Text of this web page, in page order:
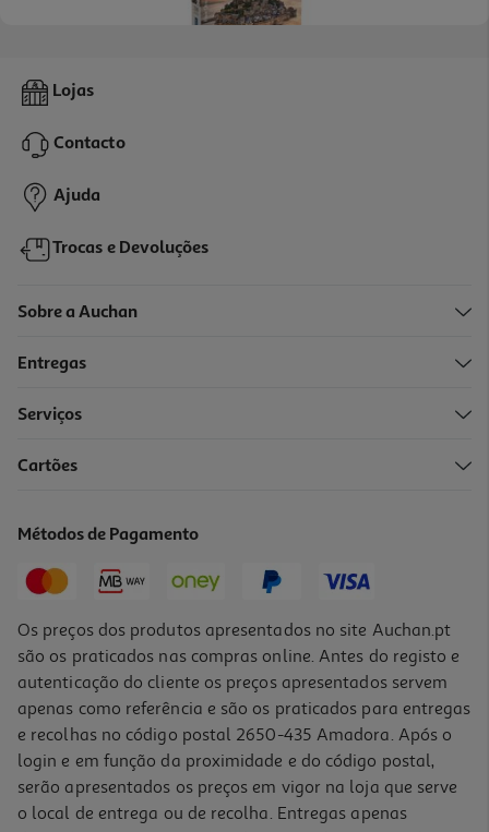
Puzzle Mont Clementoni Saint-Michel 1500 Peças
Price reduced from
15,99 €to
11,99 €
-25%
Price reduced from
19,99 €to
Promoção
Lojas
Contacto
Ajuda
Trocas e Devoluções
Sobre a Auchan
Entregas
Serviços
Cartões
Métodos de Pagamento
Os preços dos produtos apresentados no site Auchan.pt
são os praticados nas compras online. Antes do registo e
autenticação do cliente os preços apresentados servem
apenas como referência e são os praticados para entregas
e recolhas no código postal 2650-435 Amadora. Após o
login e em função da proximidade e do código postal,
serão apresentados os preços em vigor na loja que serve
o local de entrega ou de recolha. Entregas apenas